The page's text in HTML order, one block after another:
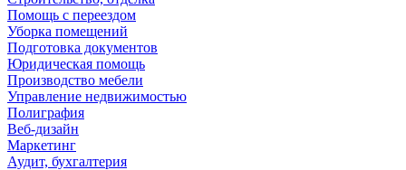
Помощь с переездом
Уборка помещений
Подготовка документов
Юридическая помощь
Производство мебели
Управление недвижимостью
Полиграфия
Веб-дизайн
Маркетинг
Аудит, бухгалтерия